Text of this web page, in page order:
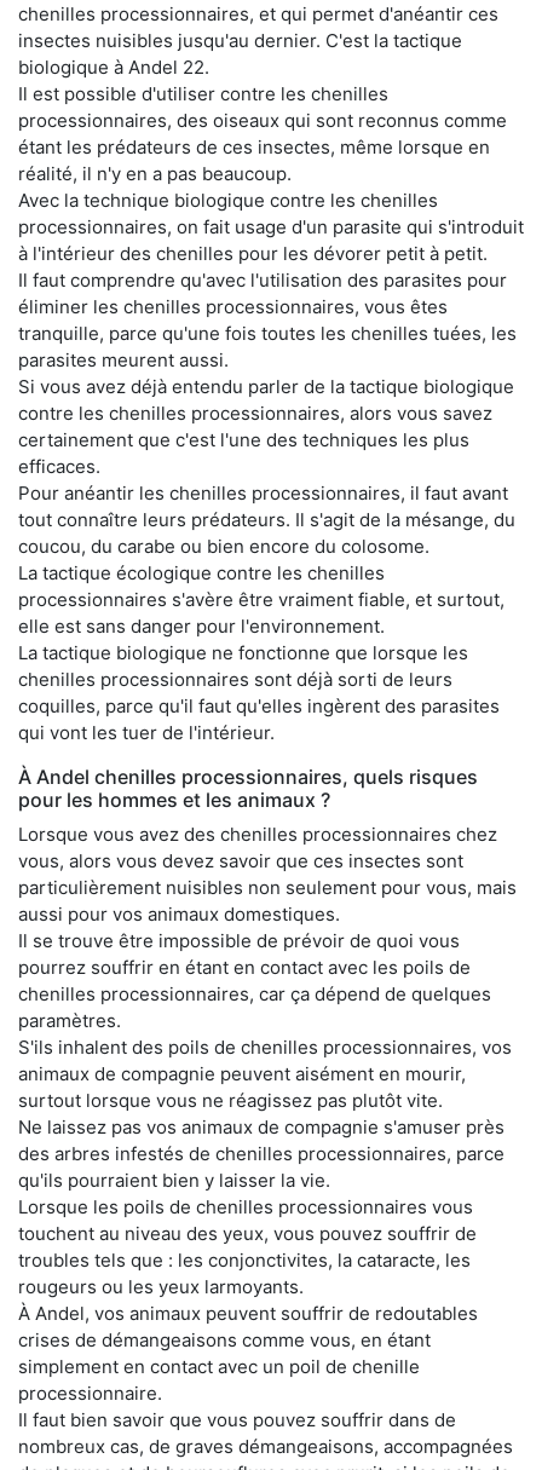
chenilles processionnaires, et qui permet d'anéantir ces
insectes nuisibles jusqu'au dernier. C'est la tactique
biologique à Andel 22.
Il est possible d'utiliser contre les chenilles
processionnaires, des oiseaux qui sont reconnus comme
étant les prédateurs de ces insectes, même lorsque en
réalité, il n'y en a pas beaucoup.
Avec la technique biologique contre les chenilles
processionnaires, on fait usage d'un parasite qui s'introduit
à l'intérieur des chenilles pour les dévorer petit à petit.
Il faut comprendre qu'avec l'utilisation des parasites pour
éliminer les chenilles processionnaires, vous êtes
tranquille, parce qu'une fois toutes les chenilles tuées, les
parasites meurent aussi.
Si vous avez déjà entendu parler de la tactique biologique
contre les chenilles processionnaires, alors vous savez
certainement que c'est l'une des techniques les plus
efficaces.
Pour anéantir les chenilles processionnaires, il faut avant
tout connaître leurs prédateurs. Il s'agit de la mésange, du
coucou, du carabe ou bien encore du colosome.
La tactique écologique contre les chenilles
processionnaires s'avère être vraiment fiable, et surtout,
elle est sans danger pour l'environnement.
La tactique biologique ne fonctionne que lorsque les
chenilles processionnaires sont déjà sorti de leurs
coquilles, parce qu'il faut qu'elles ingèrent des parasites
qui vont les tuer de l'intérieur.
À Andel chenilles processionnaires, quels risques
pour les hommes et les animaux ?
Lorsque vous avez des chenilles processionnaires chez
vous, alors vous devez savoir que ces insectes sont
particulièrement nuisibles non seulement pour vous, mais
aussi pour vos animaux domestiques.
Il se trouve être impossible de prévoir de quoi vous
pourrez souffrir en étant en contact avec les poils de
chenilles processionnaires, car ça dépend de quelques
paramètres.
S'ils inhalent des poils de chenilles processionnaires, vos
animaux de compagnie peuvent aisément en mourir,
surtout lorsque vous ne réagissez pas plutôt vite.
Ne laissez pas vos animaux de compagnie s'amuser près
des arbres infestés de chenilles processionnaires, parce
qu'ils pourraient bien y laisser la vie.
Lorsque les poils de chenilles processionnaires vous
touchent au niveau des yeux, vous pouvez souffrir de
troubles tels que : les conjonctivites, la cataracte, les
rougeurs ou les yeux larmoyants.
À Andel, vos animaux peuvent souffrir de redoutables
crises de démangeaisons comme vous, en étant
simplement en contact avec un poil de chenille
processionnaire.
Il faut bien savoir que vous pouvez souffrir dans de
nombreux cas, de graves démangeaisons, accompagnées